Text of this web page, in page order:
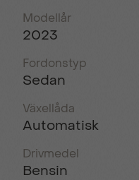
Modellår
2023
Fordonstyp
Sedan
Växellåda
Automatisk
Drivmedel
Bensin